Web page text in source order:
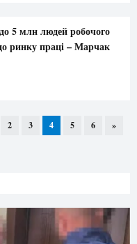
5 млн людей робочого
ринку праці – Марчак
2 3 4 5 6
»